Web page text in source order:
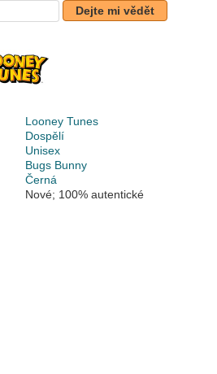
Dejte mi vědět
Looney Tunes
Dospělí
Unisex
Bugs Bunny
Černá
Nové; 100% autentické